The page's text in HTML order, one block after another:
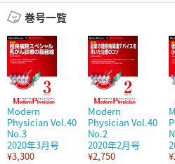
巻号一覧
Modern
Physician Vol.40
No.3
2020年3月号
¥3,300
Modern
Physician Vol.40
No.2
2020年2月号
¥2,750